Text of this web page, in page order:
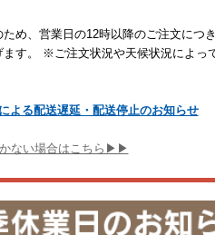
め、営業日の12時以降のご注文に
す。 ※ご注文状況や天候状況によ
よる配送遅延・配送停止のお知らせ
ない場合はこちら▶▶